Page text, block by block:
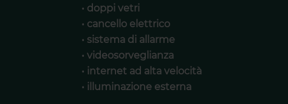
• doppi vetri
• cancello elettrico
• sistema di allarme
• videosorveglianza
• internet ad alta velocità
• illuminazione esterna